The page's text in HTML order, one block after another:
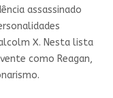
assassinado
X. Nesta lista
como Reagan,